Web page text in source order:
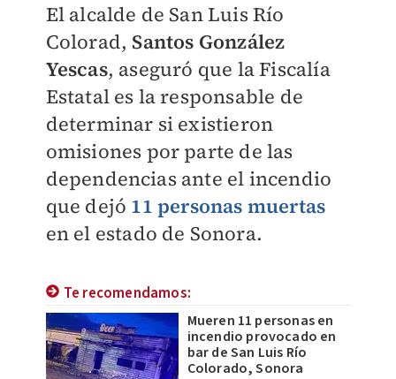
El alcalde de San Luis Río
Colorad, Santos González
Yescas, aseguró que la Fiscalía
Estatal es la responsable de
determinar si existieron
omisiones por parte de las
dependencias ante el incendio
que dejó 11 personas muertas
en el estado de Sonora.
Te recomendamos:
Mueren 11 personas en
incendio provocado en
bar de San Luis Río
Colorado, Sonora